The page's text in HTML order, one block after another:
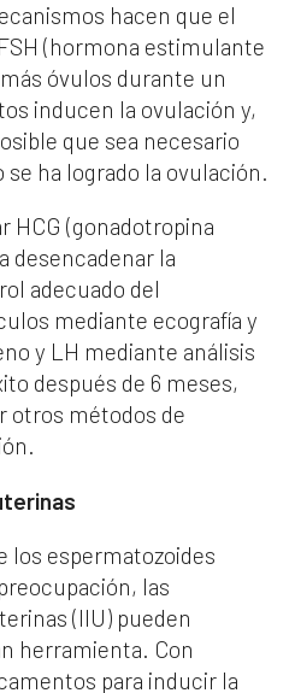
hacen que el
(hormona estimulante
óvulos durante un
inducen la ovulación y,
que sea necesario
ha logrado la ovulación.
HCG (gonadotropina
desencadenar la
adecuado del
mediante ecografía y
y LH mediante análisis
después de 6 meses,
otros métodos de
los espermatozoides
las
(IIU) pueden
herramienta. Con
para inducir la